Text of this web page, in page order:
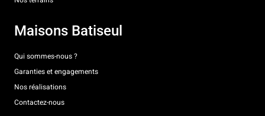
Maisons Batiseul
Qui sommes-nous ?
Garanties et engagements
Nos réalisations
Contactez-nous